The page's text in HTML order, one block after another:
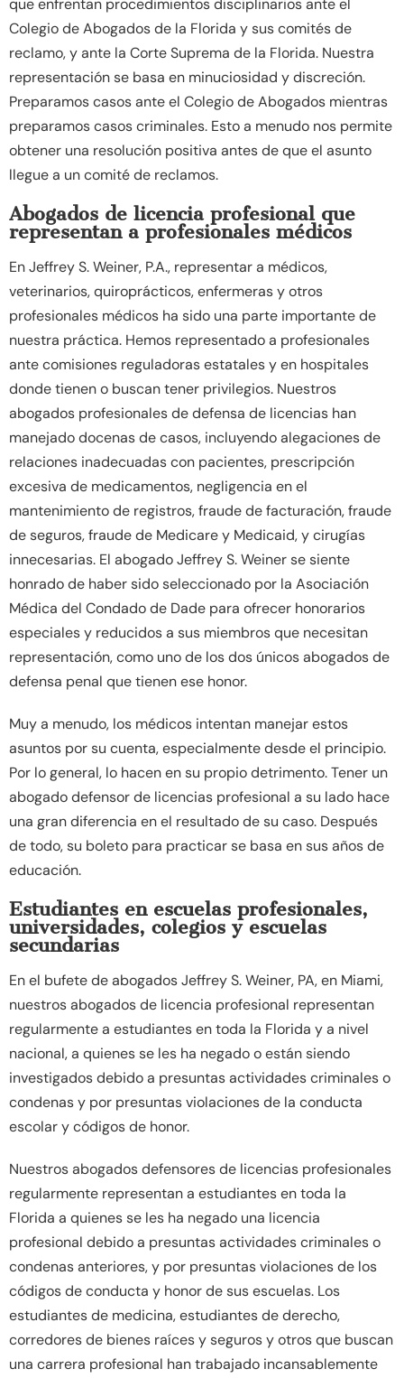
Colegio de Abogados de la Florida y sus comités de
reclamo, y ante la Corte Suprema de la Florida. Nuestra
representación se basa en minuciosidad y discreción.
Preparamos casos ante el Colegio de Abogados mientras
preparamos casos criminales. Esto a menudo nos permite
obtener una resolución positiva antes de que el asunto
llegue a un comité de reclamos.
Abogados de licencia profesional que
representan a profesionales médicos
En Jeffrey S. Weiner, P.A., representar a médicos,
veterinarios, quiroprácticos, enfermeras y otros
profesionales médicos ha sido una parte importante de
nuestra práctica. Hemos representado a profesionales
ante comisiones reguladoras estatales y en hospitales
donde tienen o buscan tener privilegios. Nuestros
abogados profesionales de defensa de licencias han
manejado docenas de casos, incluyendo alegaciones de
relaciones inadecuadas con pacientes, prescripción
excesiva de medicamentos, negligencia en el
mantenimiento de registros, fraude de facturación, fraude
de seguros, fraude de Medicare y Medicaid, y cirugías
innecesarias. El abogado Jeffrey S. Weiner se siente
honrado de haber sido seleccionado por la Asociación
Médica del Condado de Dade para ofrecer honorarios
especiales y reducidos a sus miembros que necesitan
representación, como uno de los dos únicos abogados de
defensa penal que tienen ese honor.
Muy a menudo, los médicos intentan manejar estos
asuntos por su cuenta, especialmente desde el principio.
Por lo general, lo hacen en su propio detrimento. Tener un
abogado defensor de licencias profesional a su lado hace
una gran diferencia en el resultado de su caso. Después
de todo, su boleto para practicar se basa en sus años de
educación.
Estudiantes en escuelas profesionales,
universidades, colegios y escuelas
secundarias
En el bufete de abogados Jeffrey S. Weiner, PA, en Miami,
nuestros abogados de licencia profesional representan
regularmente a estudiantes en toda la Florida y a nivel
nacional, a quienes se les ha negado o están siendo
investigados debido a presuntas actividades criminales o
condenas y por presuntas violaciones de la conducta
escolar y códigos de honor.
Nuestros abogados defensores de licencias profesionales
regularmente representan a estudiantes en toda la
Florida a quienes se les ha negado una licencia
profesional debido a presuntas actividades criminales o
condenas anteriores, y por presuntas violaciones de los
códigos de conducta y honor de sus escuelas. Los
estudiantes de medicina, estudiantes de derecho,
corredores de bienes raíces y seguros y otros que buscan
una carrera profesional han trabajado incansablemente